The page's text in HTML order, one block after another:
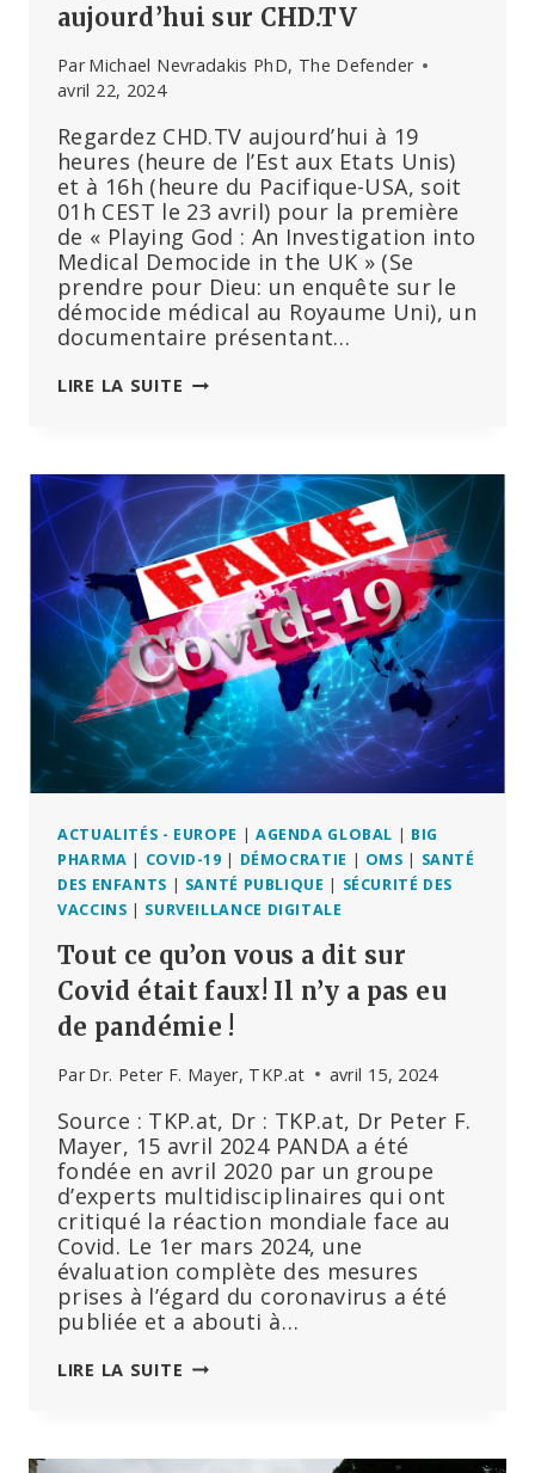
aujourd’hui sur CHD.TV
Par Michael Nevradakis PhD, The Defender
avril 22, 2024
Regardez CHD.TV aujourd’hui à 19
heures (heure de l’Est aux Etats Unis)
et à 16h (heure du Pacifique-USA, soit
01h CEST le 23 avril) pour la première
de « Playing God : An Investigation into
Medical Democide in the UK » (Se
prendre pour Dieu: un enquête sur le
démocide médical au Royaume Uni), un
documentaire présentant…
LIRE LA SUITE « PLAYING
ANS
D’ERREURS
MÉDICALES
AU
ROYAUME-
UNI
–
PREMIÈRE
AUJOURD’HUI
SUR
CHD.TV
ACTUALITÉS - EUROPE | AGENDA GLOBAL | BIG
PHARMA | COVID-19 | DÉMOCRATIE | OMS | SANTÉ
DES ENFANTS | SANTÉ PUBLIQUE | SÉCURITÉ DES
VACCINS | SURVEILLANCE DIGITALE
Tout ce qu’on vous a dit sur
Covid était faux! Il n’y a pas eu
de pandémie !
Par Dr. Peter F. Mayer, TKP.at avril 15, 2024
Source : TKP.at, Dr : TKP.at, Dr Peter F.
Mayer, 15 avril 2024 PANDA a été
fondée en avril 2020 par un groupe
d’experts multidisciplinaires qui ont
critiqué la réaction mondiale face au
Covid. Le 1er mars 2024, une
évaluation complète des mesures
prises à l’égard du coronavirus a été
publiée et a abouti à…
LIRE LA SUITE TOUT